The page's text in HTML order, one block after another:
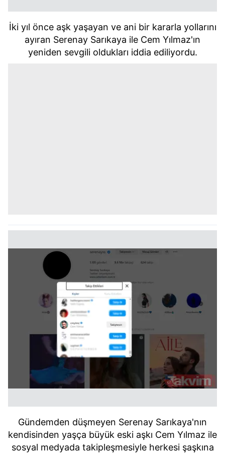
İki yıl önce aşk yaşayan ve ani bir kararla yollarını
ayıran Serenay Sarıkaya ile Cem Yılmaz'ın
yeniden sevgili oldukları iddia ediliyordu.
Gündemden düşmeyen Serenay Sarıkaya'nın
kendisinden yaşça büyük eski aşkı Cem Yılmaz ile
sosyal medyada takipleşmesiyle herkesi şaşkına